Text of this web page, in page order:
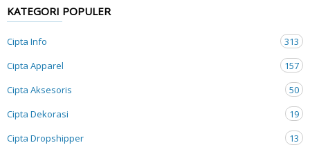
KATEGORI POPULER
Cipta Info
313
Cipta Apparel
157
Cipta Aksesoris
50
Cipta Dekorasi
19
Cipta Dropshipper
13